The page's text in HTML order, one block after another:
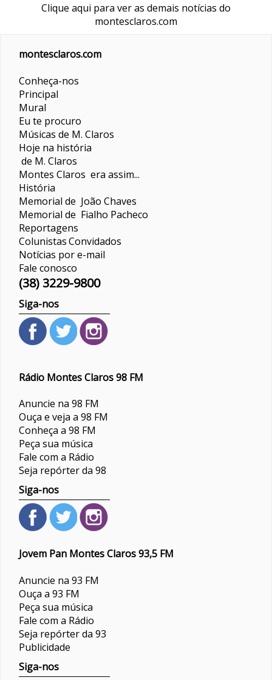
Clique aqui para ver as demais notícias do
montesclaros.com
montesclaros.com
Conheça-nos
Principal
Mural
Eu te procuro
Músicas de M. Claros
Hoje na história
de M. Claros
Montes Claros era assim...
História
Memorial de João Chaves
Memorial de Fialho Pacheco
Reportagens
ColunistasConvidados
Notícias por e-mail
Fale conosco
(38) 3229-9800
Siga-nos
Rádio Montes Claros 98 FM
Anuncie na 98 FM
Ouça e veja a 98 FM
Conheça a 98 FM
Peça sua música
Fale com a Rádio
Seja repórter da 98
Siga-nos
Jovem Pan Montes Claros 93,5 FM
Anuncie na 93 FM
Ouça a 93 FM
Peça sua música
Fale com a Rádio
Seja repórter da 93
Publicidade
Siga-nos